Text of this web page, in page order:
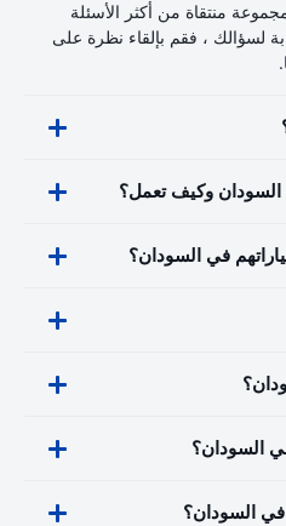
مجموعة منتقاة من أكثر الأسئلة
لسؤالك ، فقم بإلقاء نظرة على
وكيف تعمل؟
في السودان؟
السودان؟
في السودان؟